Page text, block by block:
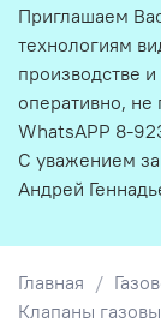
Главная
Клапаны
Приглашаем
технологиям
производстве
оперативно, не
WhatsAPP 8-
С уважением
Андрей